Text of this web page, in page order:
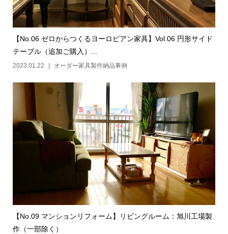
【No.06 ゼロからつくるヨーロピアン家具】Vol.06 円形サイド
テーブル（追加ご購入）...
2023.01.22 オーダー家具製作納品事例
【No.09 マンションリフォーム】リビングルーム：旭川工場製
作（一部除く）